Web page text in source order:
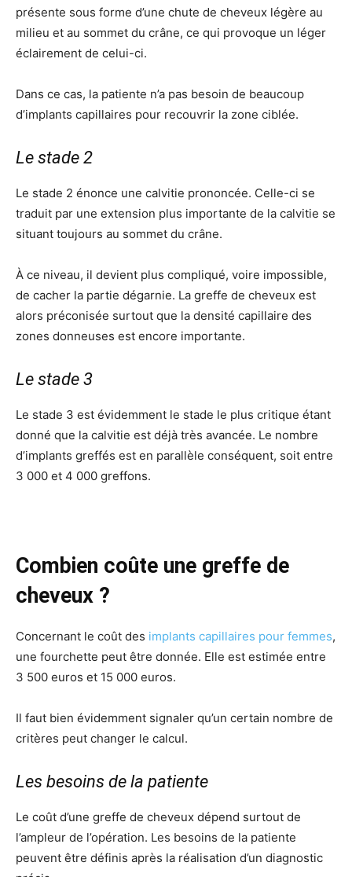
présente sous forme d’une chute de cheveux légère au
milieu et au sommet du crâne, ce qui provoque un léger
éclairement de celui-ci.
Dans ce cas, la patiente n’a pas besoin de beaucoup
d’implants capillaires pour recouvrir la zone ciblée.
Le stade 2
Le stade 2 énonce une calvitie prononcée. Celle-ci se
traduit par une extension plus importante de la calvitie se
situant toujours au sommet du crâne.
À ce niveau, il devient plus compliqué, voire impossible,
de cacher la partie dégarnie. La greffe de cheveux est
alors préconisée surtout que la densité capillaire des
zones donneuses est encore importante.
Le stade 3
Le stade 3 est évidemment le stade le plus critique étant
donné que la calvitie est déjà très avancée. Le nombre
d’implants greffés est en parallèle conséquent, soit entre
3 000 et 4 000 greffons.
Combien coûte une greffe de
cheveux ?
Concernant le coût des implants capillaires pour femmes,
une fourchette peut être donnée. Elle est estimée entre
3 500 euros et 15 000 euros.
Il faut bien évidemment signaler qu’un certain nombre de
critères peut changer le calcul.
Les besoins de la patiente
Le coût d’une greffe de cheveux dépend surtout de
l’ampleur de l’opération. Les besoins de la patiente
peuvent être définis après la réalisation d’un diagnostic